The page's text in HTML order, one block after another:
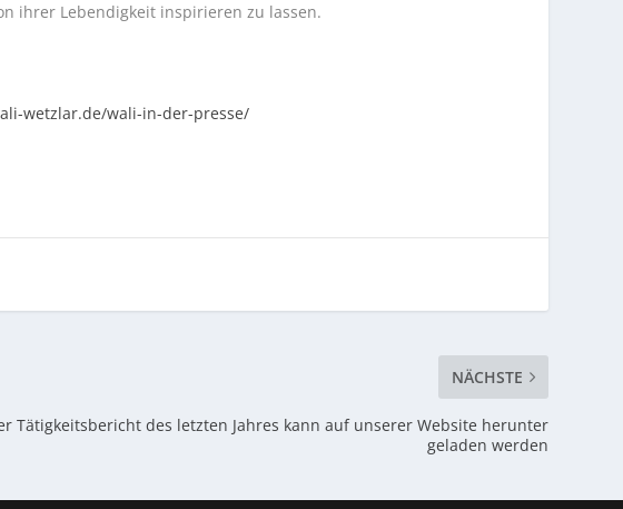
ihrer Lebendigkeit inspirieren zu lassen.
wetzlar.de/wali-in-der-presse/
NÄCHSTE
Tätigkeitsbericht des letzten Jahres kann auf unserer Website herunter
geladen werden